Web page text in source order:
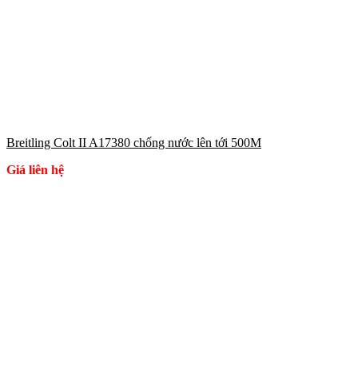
Breitling Colt II A17380 chống nước lên tới 500M
Giá liên hệ